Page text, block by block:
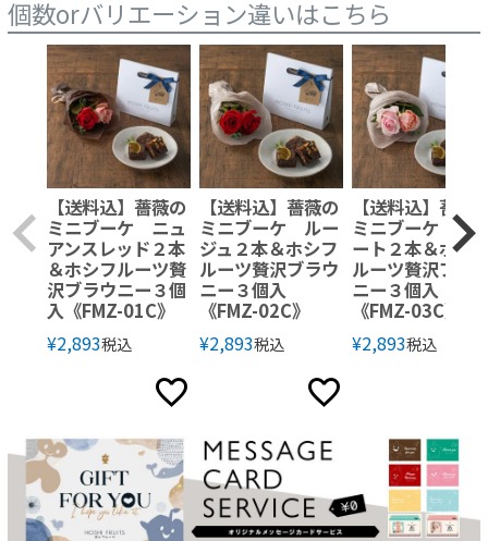
個数orバリエーション違いはこちら
【送料込】薔薇の
ミニブーケ ニュ
アンスレッド２本
＆ホシフルーツ贅
沢ブラウニー３個
入《FMZ-01C》
¥2,893税込
【送料込】薔薇の
ミニブーケ ルー
ジュ２本＆ホシフ
ルーツ贅沢ブラウ
ニー３個入
《FMZ-02C》
¥2,893税込
【送料込】薔薇
ミニブーケ ス
ート２本＆ホシ
ルーツ贅沢ブラ
ニー３個入
《FMZ-03C》
¥2,893税込